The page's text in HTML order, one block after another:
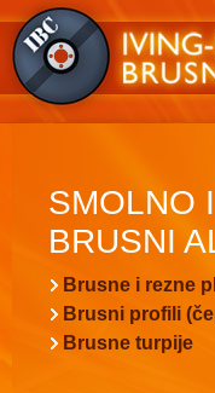
SMOLNO
BRUSNI
Brusne i rezne
Brusni profili
Brusne turpije